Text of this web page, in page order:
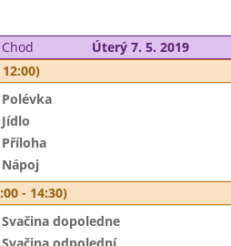
Chod Úterý 7. 5. 2019
Polévka
Jídlo
Příloha
Nápoj
- 14:30)
Svačina dopoledne